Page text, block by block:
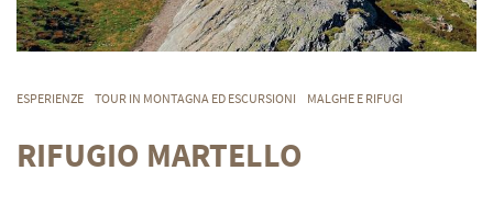
ESPERIENZE TOUR IN MONTAGNA ED ESCURSIONI MALGHE E RIFUGI
RIFUGIO MARTELLO